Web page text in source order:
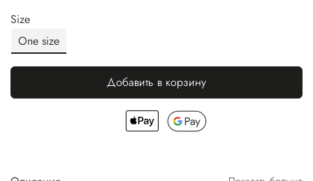
Size
One size
Добавить в корзину